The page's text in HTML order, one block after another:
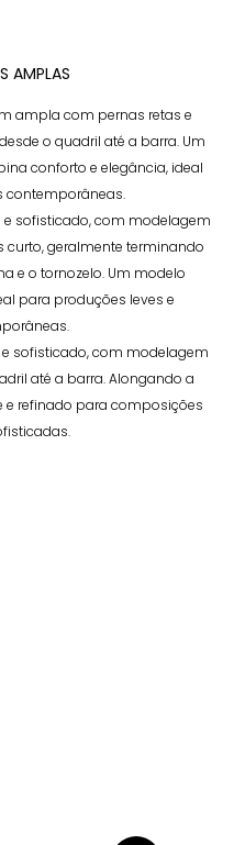
AMPLAS
ampla com pernas retas e
o quadril até a barra. Um
conforto e elegância, ideal
contemporâneas.
e sofisticado, com modelagem
geralmente terminando
e o tornozelo. Um modelo
para produções leves e
sofisticado, com modelagem
até a barra. Alongando a
e refinado para composições